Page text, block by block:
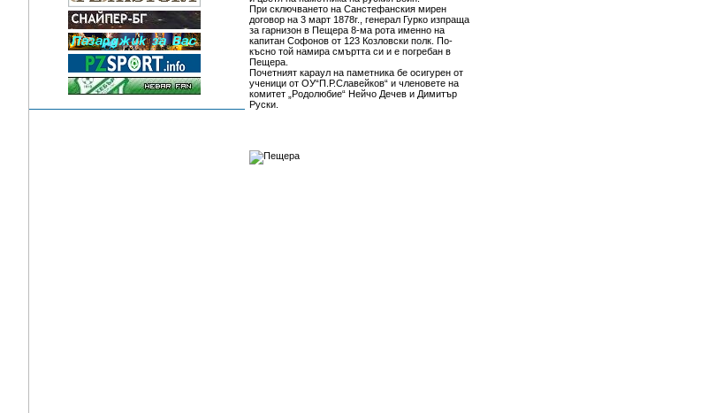
При сключването на Санстефанския мирен
договор на 3 март 1878г., генерал Гурко изпраща
за гарнизон в Пещера 8-ма рота именно на
капитан Софонов от 123 Козловски полк. По-
късно той намира смъртта си и е погребан в
Пещера.
Почетният караул на паметника бе осигурен от
ученици от ОУ“П.Р.Славейков“ и членовете на
комитет „Родолюбие“ Нейчо Дечев и Димитър
Руски.